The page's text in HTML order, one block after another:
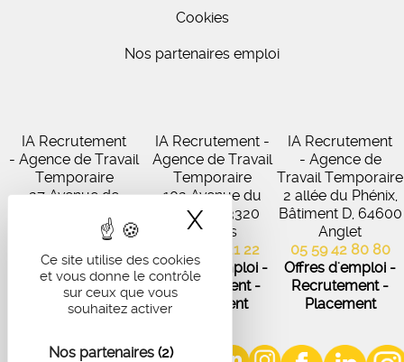
Ce site utilise des cookies
et vous donne le contrôle
sur ceux que vous
souhaitez activer
Nos partenaires (2)
X Masquer le
Cookies
Nos partenaires emploi
IA Recrutement
- Agence de Travail
Temporaire
27 Avenue de
Virecourt, 33370
Artigues-près-
05 56 67 48 57
Offres d'emploi -
Recrutement -
IA Recrutement -
Agence de Travail
Temporaire
102 Avenue du
Médoc, 33320
Eysines
05 56 45 21 22
Offres d'emploi -
Recrutement -
Placement
IA Recrutement
- Agence de
Travail Temporaire
2 allée du Phénix,
Bâtiment D, 64600
Anglet
05 59 42 80 80
Offres d'emploi -
Recrutement -
Placement